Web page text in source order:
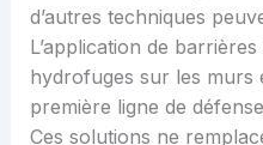
d’autres techniques
L’application de
hydrofuges sur les murs
première ligne de
Ces solutions ne